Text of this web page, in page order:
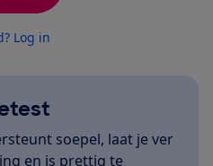
Log in
soepel, laat je ver
en is prettig te